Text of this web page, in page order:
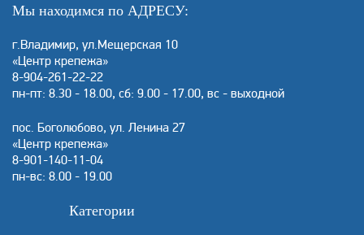
Мы находимся по АДРЕСУ:
г.Владимир, ул.Мещерская 10
«Центр крепежа»
8-904-261-22-22
пн-пт: 8.30 - 18.00, сб: 9.00 - 17.00, вс - выходной
пос. Боголюбово, ул. Ленина 27
«Центр крепежа»
8-901-140-11-04
пн-вс: 8.00 - 19.00
Категории